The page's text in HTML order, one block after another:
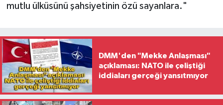
mutlu ülküsünü şahsiyetinin özü sayanlara."
DMM'den "Mekke Anlaşması"
açıklaması: NATO ile çeliştiği
iddiaları gerçeği yansıtmıyor